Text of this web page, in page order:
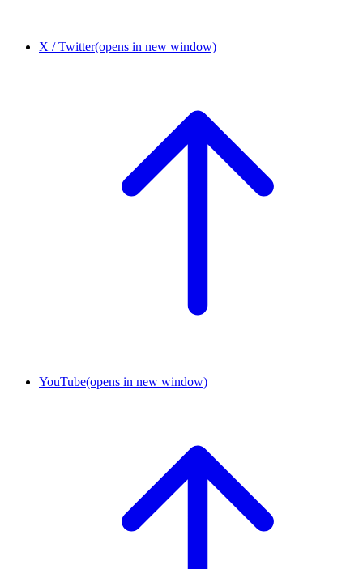
X / Twitter(opens in new window)
YouTube(opens in new window)